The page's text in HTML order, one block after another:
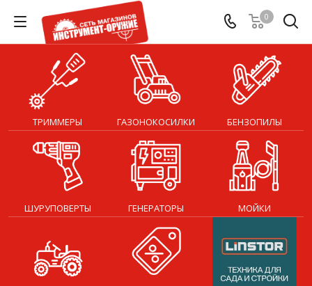
0
ТРИММЕРЫ ГАЗОНОКОСИЛКИ БЕНЗОПИЛЫ
ШУРУПОВЕРТЫ ГЕНЕРАТОРЫ МОЙКИ